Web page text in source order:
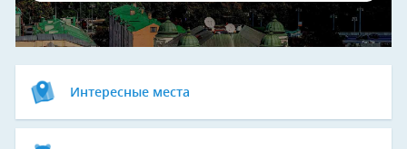
Интересные места